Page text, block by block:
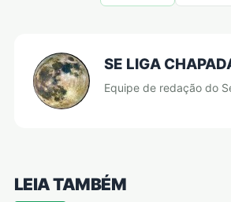
SE LIGA
Equipe de redação do
LEIA TAMBÉM